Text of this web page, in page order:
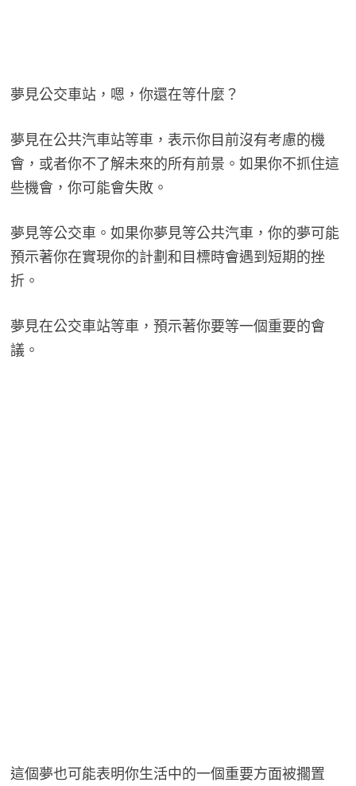
夢見公交車站，嗯，你還在等什麼？
夢見在公共汽車站等車，表示你目前沒有考慮的機
會，或者你不了解未來的所有前景。如果你不抓住這
些機會，你可能會失敗。
夢見等公交車。如果你夢見等公共汽車，你的夢可能
預示著你在實現你的計劃和目標時會遇到短期的挫
折。
夢見在公交車站等車，預示著你要等一個重要的會
議。
這個夢也可能表明你生活中的一個重要方面被擱置